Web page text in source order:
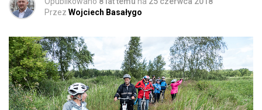
Przez Wojciech Basałygo